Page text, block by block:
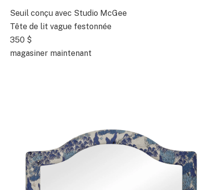
Seuil conçu avec Studio McGee
Tête de lit vague festonnée
350 $
magasiner maintenant